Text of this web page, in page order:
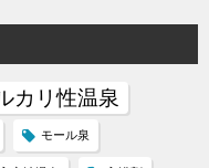
カリ性温泉
モール泉